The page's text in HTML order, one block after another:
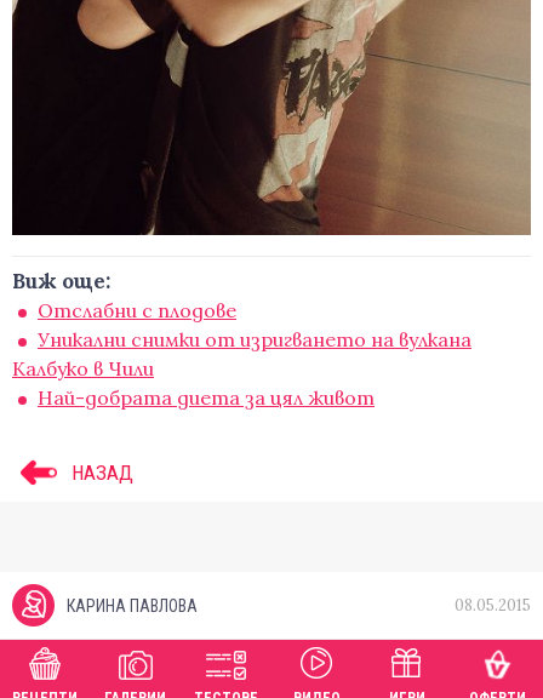
Виж още:
Отслабни с плодове
Уникални снимки от изригването на вулкана
Калбуко в Чили
Най-добрата диета за цял живот
НАЗАД
КАРИНА ПАВЛОВА 08.05.2015